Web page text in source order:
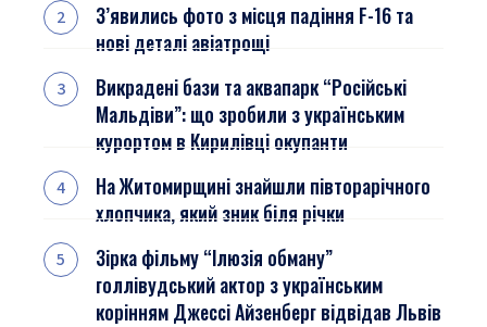
З’явились фото з місця падіння F-16 та
нові деталі авіатрощі
Викрадені бази та аквапарк “Російські
Мальдіви”: що зробили з українським
курортом в Кирилівці окупанти
На Житомирщині знайшли півторарічного
хлопчика, який зник біля річки
Зірка фільму “Ілюзія обману”
голлівудський актор з українським
корінням Джессі Айзенберг відвідав Львів